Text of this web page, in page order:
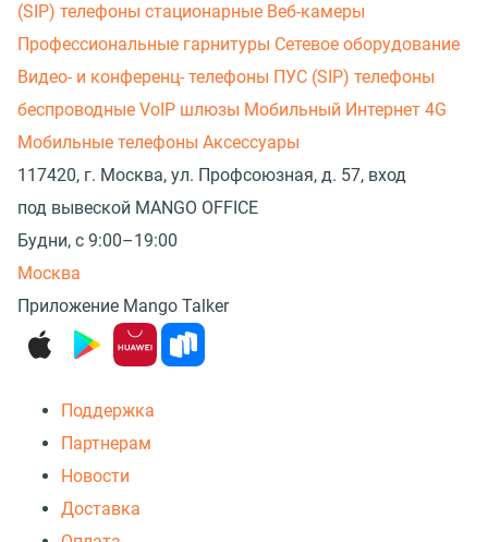
(SIP) телефоны стационарные Веб-камеры
Профессиональные гарнитуры Сетевое оборудование
Видео- и конференц- телефоны ПУС (SIP) телефоны
беспроводные VoIP шлюзы Мобильный Интернет 4G
Мобильные телефоны Аксессуары
117420, г. Москва, ул. Профсоюзная, д. 57, вход
под вывеской MANGO OFFICE
Будни, с 9:00–19:00
Москва
Приложение Mango Talker
Поддержка
Партнерам
Новости
Доставка